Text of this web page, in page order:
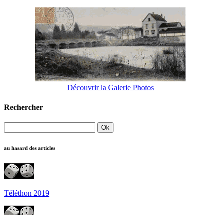
Découvrir la Galerie Photos
Rechercher
au hasard des articles
Téléthon 2019